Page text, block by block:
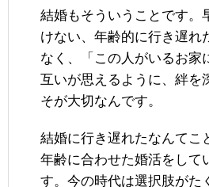
結婚もそういうことです。
けない、年齢的に行き遅れ
なく、「この人がいるお家
互いが思えるように、絆を
そが大切なんです。
結婚に行き遅れたなんてこ
年齢に合わせた婚活をして
す。今の時代は選択肢がた